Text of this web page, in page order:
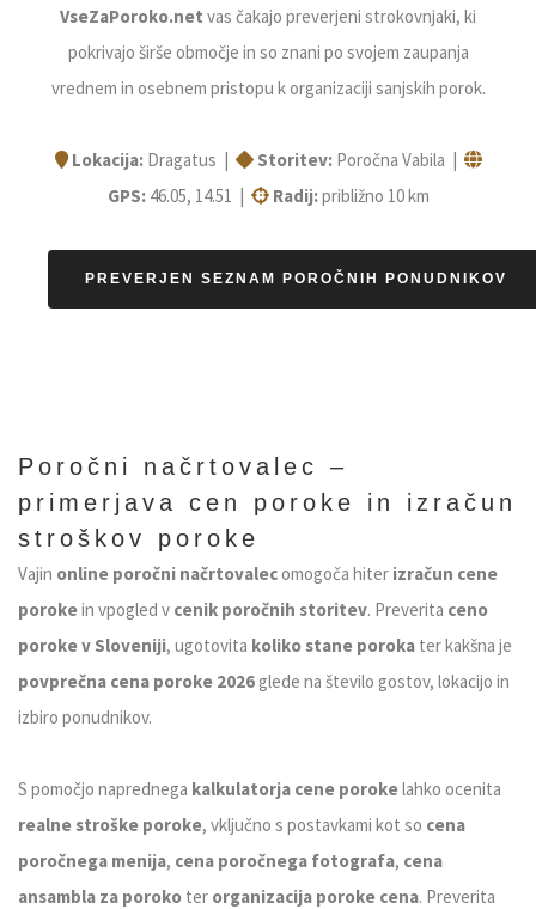
VseZaPoroko.net vas čakajo preverjeni strokovnjaki, ki
pokrivajo širše območje in so znani po svojem zaupanja
vrednem in osebnem pristopu k organizaciji sanjskih porok.
Lokacija:Dragatus | Storitev:Poročna Vabila |
GPS:46.05, 14.51 | Radij:približno 10 km
PREVERJEN SEZNAM POROČNIH PONUDNIKOV
Poročni načrtovalec –
primerjava cen poroke in izračun
stroškov poroke
Vajin online poročni načrtovalecomogoča hiter izračun cene
porokein vpogled v cenik poročnih storitev. Preverita ceno
poroke v Sloveniji, ugotovita koliko stane poroka ter kakšna je
povprečna cena poroke 2026glede na število gostov, lokacijo in
izbiro ponudnikov.
S pomočjo naprednega kalkulatorja cene porokelahko ocenita
realne stroške poroke, vključno s postavkami kot so cena
poročnega menija, cena poročnega fotografa, cena
ansambla za poroko ter organizacija poroke cena. Preverita